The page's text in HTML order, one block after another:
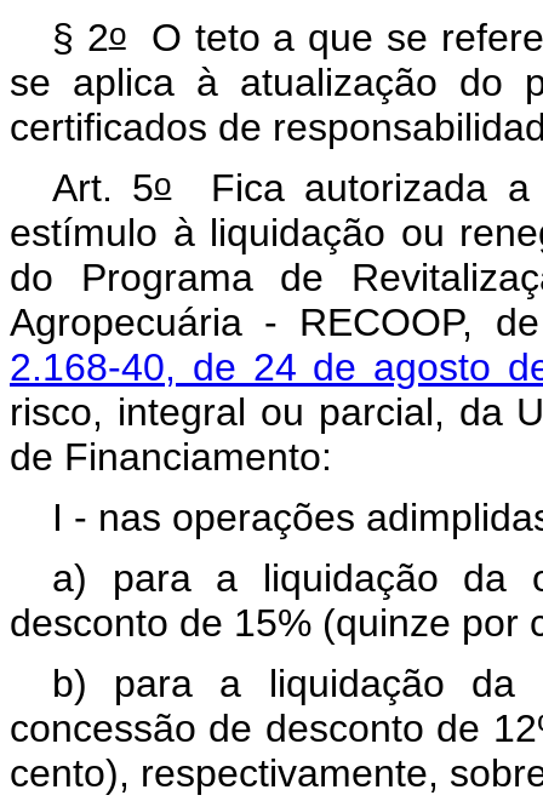
§ 2oO teto a que se
se aplica à atualização do
certificados de
Art. 5oFica autorizada a
estímulo à liquidação ou
do Programa de
Agropecuária - RECOOP,
2.168-40, de 24 de agosto
risco, integral ou parcial, da
de Financiamento:
I - nas operações
a) para a liquidação da
desconto de 15% (quinze
b) para a liquidação da
concessão de desconto de
cento), respectivamente,